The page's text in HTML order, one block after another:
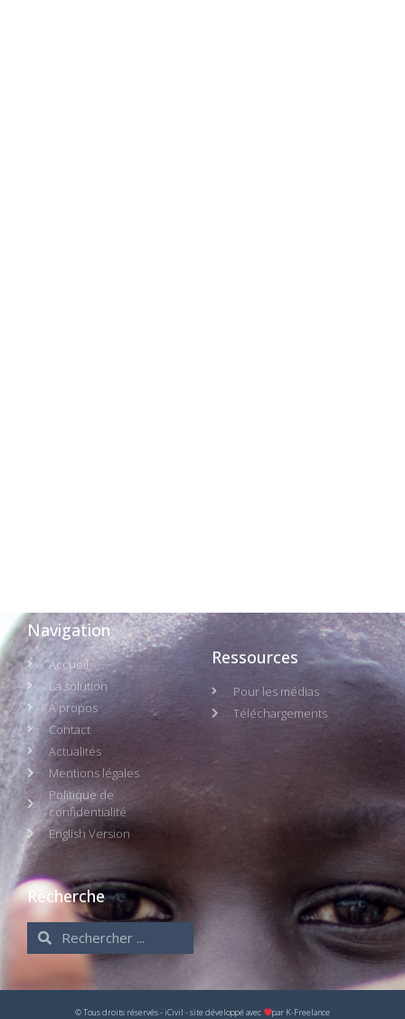
Navigation
Accueil
La solution
À propos
Contact
Actualités
Mentions légales
Politique de
confidentialité
English Version
Ressources
Pour les médias
Téléchargements
Recherche
© Tous droits réservés - iCivil - site développé avec par K-Freelance